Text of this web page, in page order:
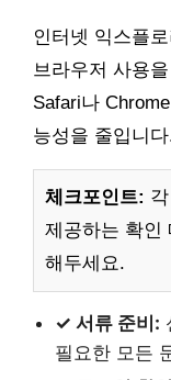
인터넷 익스플
브라우저 사용
Safari나
능성을 줄입니
체크포인트:
제공하는 확인
해두세요.
✓ 서류 준비:
필요한 모든